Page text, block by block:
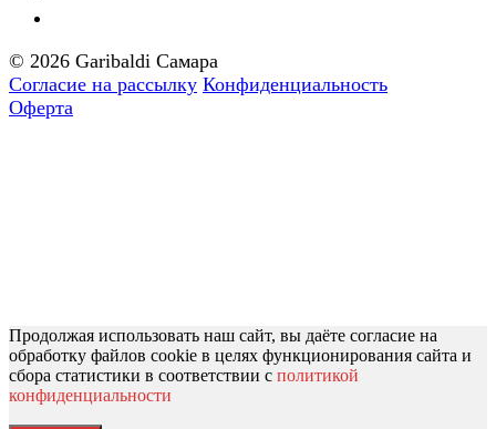
© 2026 Garibaldi Самара
Согласие на рассылку Конфиденциальность
Оферта
Продолжая использовать наш сайт, вы даёте согласие на
обработку файлов cookie в целях функционирования сайта и
сбора статистики в соответствии с политикой
конфиденциальности